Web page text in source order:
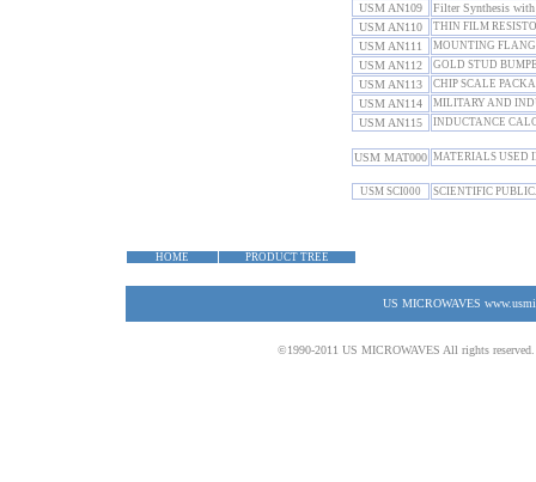
USM AN109
Filter Synthesis
USM AN110
THIN FILM
USM AN111 MOUNTING
USM AN112 GOLD STUD
USM AN113 CHIP SCALE
USM AN114 MILITARY AND
USM AN115 INDUCTANCE
USM MAT000 MATERIALS USED
USM SCI000 SCIENTIFIC
HOME PRODUCT TREE
US MICROWAVES
©1990-2011 US MICROWAVES All rights